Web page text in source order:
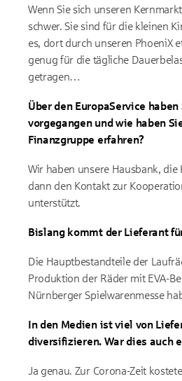
Wenn Sie sich unseren
schwer. Sie sind für die kleinen
es, dort durch unseren PhoeniX
genug für die tägliche
getragen…
Über den EuropaService
vorgegangen und wie haben
Finanzgruppe erfahren?
Wir haben unsere Hausbank,
dann den Kontakt zur
unterstützt.
Bislang kommt der Lieferant
Die Hauptbestandteile der
Produktion der Räder mit EVA-
Nürnberger Spielwarenmesse
In den Medien ist viel von
diversifizieren. War dies auch
Ja genau. Zur Corona-Zeit